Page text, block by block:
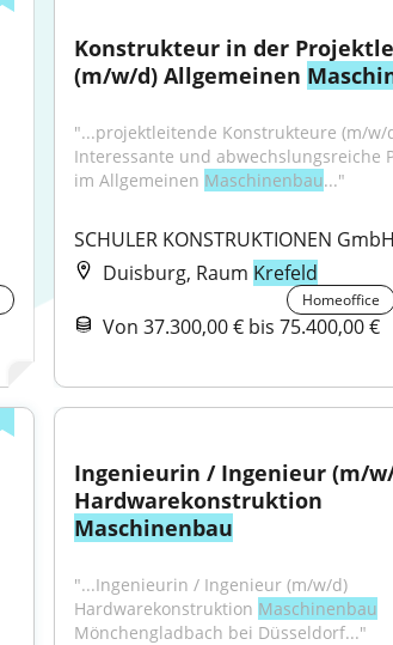
Konstrukteur in der
(m/w/d) Allgemeinen
"...projektleitende Konstrukteure (m/w/
Interessante und abwechslungsreiche
im Allgemeinen Maschinenbau..."
SCHULER KONSTRUKTIONEN GmbH
Duisburg, Raum Krefeld
Homeoffice
Von 37.300,00 € bis 75.400,00 €
Ingenieurin / Ingenieur (m/
Maschinenbau
"...Ingenieurin / Ingenieur (m/w/d)
Hardwarekonstruktion Maschinenbau
Mönchengladbach bei Düsseldorf..."